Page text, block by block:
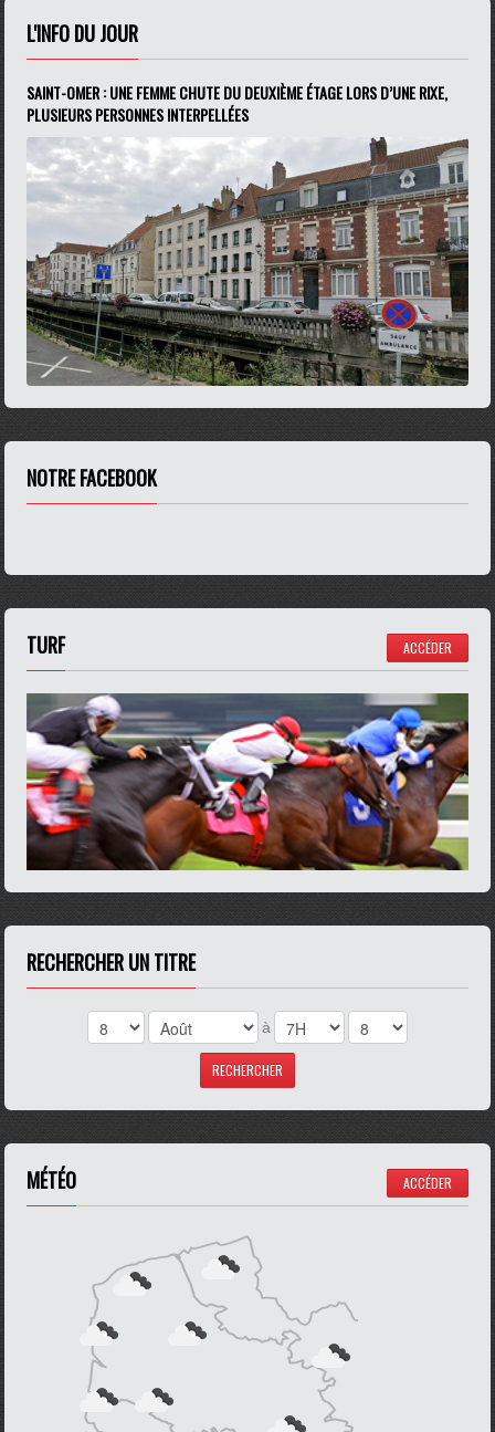
L'INFO DU JOUR
SAINT-OMER : UNE FEMME CHUTE DU DEUXIÈME ÉTAGE LORS D’UNE RIXE,
PLUSIEURS PERSONNES INTERPELLÉES
NOTRE FACEBOOK
TURF ACCÉDER
RECHERCHER UN TITRE
à
MÉTÉO ACCÉDER